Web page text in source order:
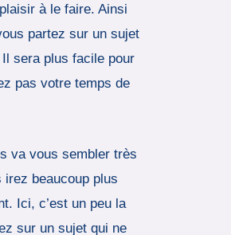
à le faire. Ainsi
partez sur un sujet
sera plus facile pour
pas votre temps de
va vous sembler très
irez beaucoup plus
Ici, c’est un peu la
sur un sujet qui ne